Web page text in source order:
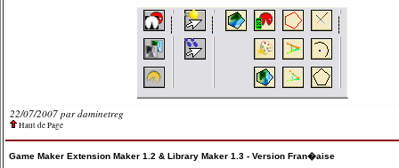
22/07/2007 pardaminetreg
Haut de Page
Game Maker Extension Maker 1.2 & Library Maker 1.3 - Version Fran�aise